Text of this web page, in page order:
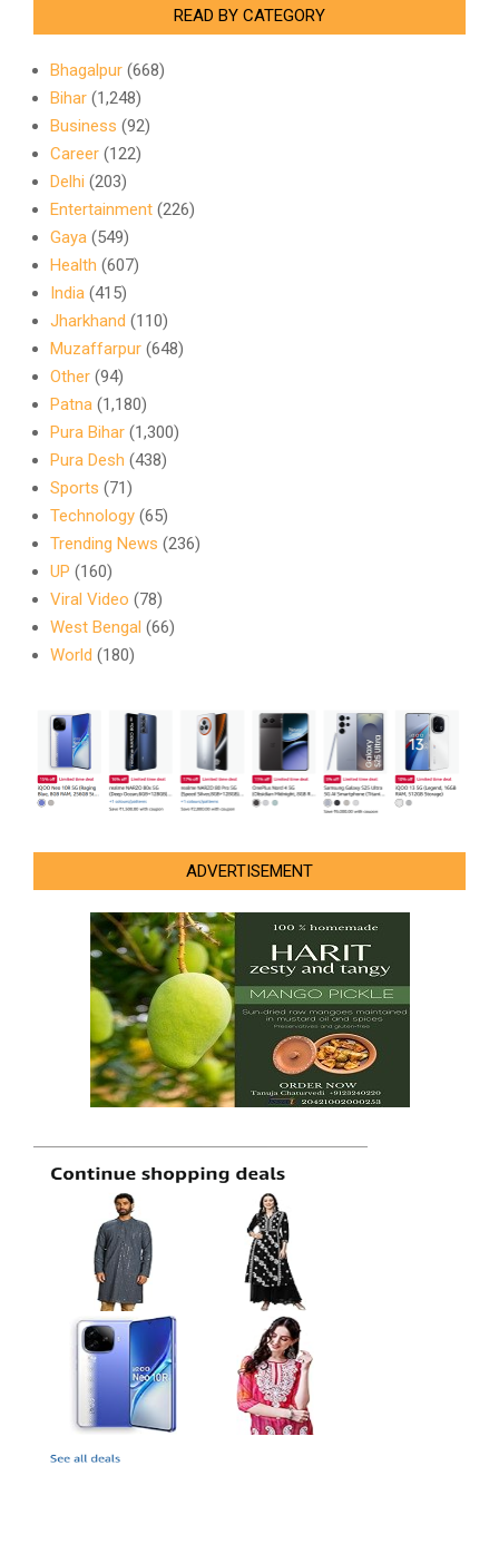
READ BY CATEGORY
Bhagalpur (668)
Bihar (1,248)
Business (92)
Career (122)
Delhi (203)
Entertainment (226)
Gaya (549)
Health (607)
India (415)
Jharkhand (110)
Muzaffarpur (648)
Other (94)
Patna (1,180)
Pura Bihar (1,300)
Pura Desh (438)
Sports (71)
Technology (65)
Trending News (236)
UP (160)
Viral Video (78)
West Bengal (66)
World (180)
ADVERTISEMENT